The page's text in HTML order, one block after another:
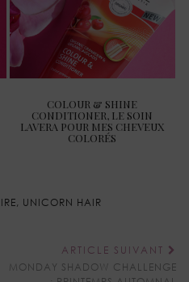
COLOUR & SHINE
CONDITIONER, LE SOIN
LAVERA POUR MES CHEVEUX
COLORÉS
, UNICORN HAIR
ARTICLE SUIVANT
MONDAY SHADOW CHALLENGE